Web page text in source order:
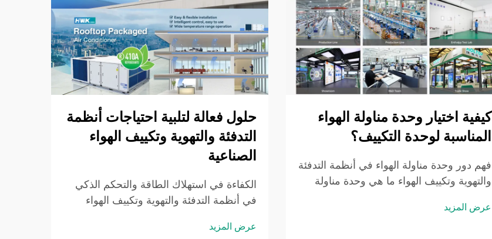
كيفية اختيار وحدة مناولة الهواء
المناسبة لوحدة التكييف؟
فهم دور وحدة مناولة الهواء في أنظمة التدفئة
والتهوية وتكييف الهواء ما هي وحدة مناولة
نظام التدفئة والتهوية وتكييف الهواء؟ تُعد
عرض المزيد
حلول فعالة لتلبية احتياجات أنظمة
التدفئة والتهوية وتكييف الهواء
الصناعية
الكفاءة في استهلاك الطاقة والتحكم الذكي
في أنظمة التدفئة والتهوية وتكييف الهواء
استهلاك الطاقة لأنظمة التدفئة والتهوية
عرض المزيد